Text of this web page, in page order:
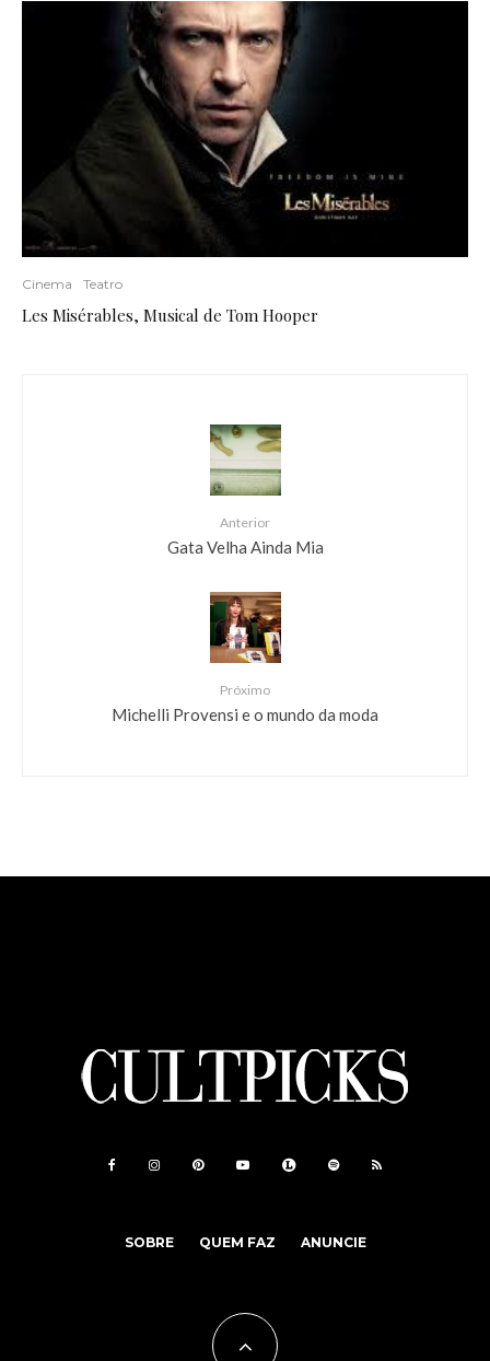
Cinema Teatro
Les Misérables, Musical de Tom Hooper
Anterior
Gata Velha Ainda Mia
Próximo
Michelli Provensi e o mundo da moda
SOBRE QUEM FAZ ANUNCIE